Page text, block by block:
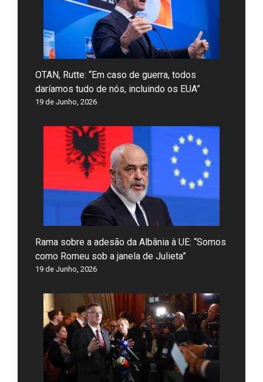
OTAN, Rutte: “Em caso de guerra, todos
daríamos tudo de nós, incluindo os EUA”
19 de Junho, 2026
Rama sobre a adesão da Albânia à UE: “Somos
como Romeu sob a janela de Julieta”
19 de Junho, 2026